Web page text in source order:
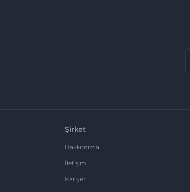
Şirket
Hakkımızda
İletişim
Kariyer